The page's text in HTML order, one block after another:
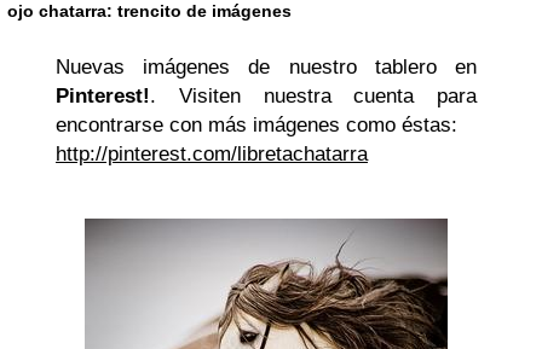
ojo chatarra: trencito de imágenes
Nuevas imágenes de nuestro tablero en
Pinterest!. Visiten nuestra cuenta para
encontrarse con más imágenes como éstas:
http://pinterest.com/libretachatarra